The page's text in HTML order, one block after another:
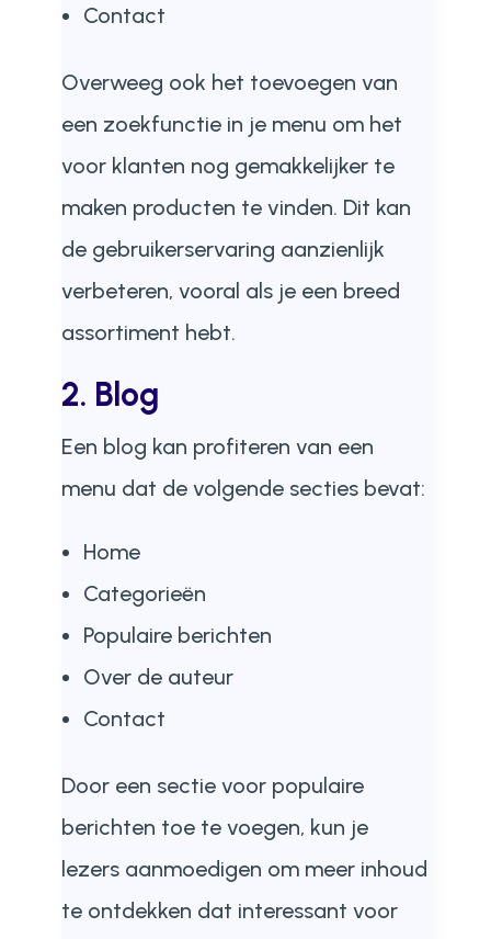
Contact
Overweeg ook het toevoegen van
een zoekfunctie in je menu om het
voor klanten nog gemakkelijker te
maken producten te vinden. Dit kan
de gebruikerservaring aanzienlijk
verbeteren, vooral als je een breed
assortiment hebt.
2. Blog
Een blog kan profiteren van een
menu dat de volgende secties bevat:
Home
Categorieën
Populaire berichten
Over de auteur
Contact
Door een sectie voor populaire
berichten toe te voegen, kun je
lezers aanmoedigen om meer inhoud
te ontdekken dat interessant voor